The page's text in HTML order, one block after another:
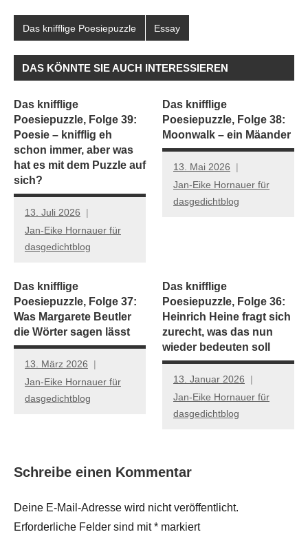
Das knifflige Poesiepuzzle Essay
DAS KÖNNTE SIE AUCH INTERESSIEREN
Das knifflige
Poesiepuzzle, Folge 39:
Poesie – knifflig eh
schon immer, aber was
hat es mit dem Puzzle auf
sich?
13. Juli 2026
Jan-Eike Hornauer für
dasgedichtblog
Das knifflige
Poesiepuzzle, Folge 38:
Moonwalk – ein Mäander
13. Mai 2026
Jan-Eike Hornauer für
dasgedichtblog
Das knifflige
Poesiepuzzle, Folge 37:
Was Margarete Beutler
die Wörter sagen lässt
13. März 2026
Jan-Eike Hornauer für
dasgedichtblog
Das knifflige
Poesiepuzzle, Folge 36:
Heinrich Heine fragt sich
zurecht, was das nun
wieder bedeuten soll
13. Januar 2026
Jan-Eike Hornauer für
dasgedichtblog
Schreibe einen Kommentar
Deine E-Mail-Adresse wird nicht veröffentlicht.
Erforderliche Felder sind mit* markiert